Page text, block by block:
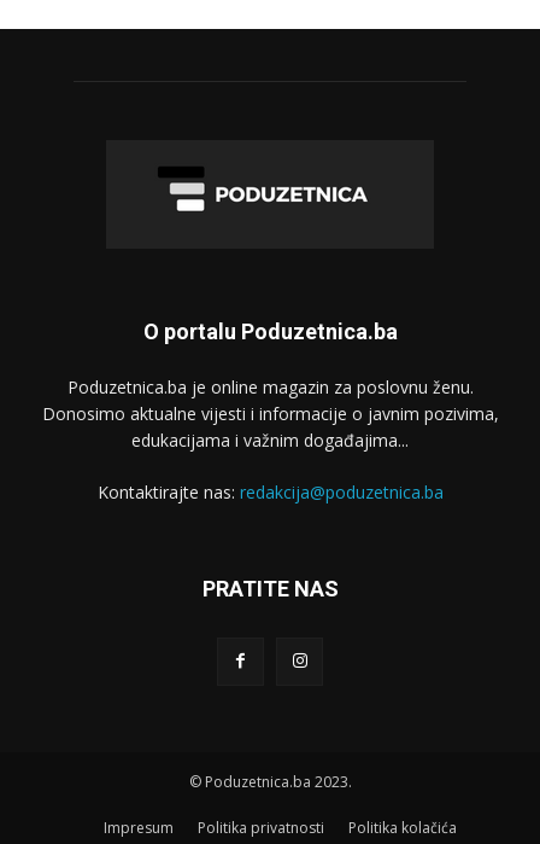
O portalu Poduzetnica.ba
Poduzetnica.ba je online magazin za poslovnu ženu.
Donosimo aktualne vijesti i informacije o javnim pozivima,
edukacijama i važnim događajima...
Kontaktirajte nas: redakcija@poduzetnica.ba
PRATITE NAS
© Poduzetnica.ba 2023.
Impresum Politika privatnosti Politika kolačića